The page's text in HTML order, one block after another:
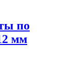
по
мм